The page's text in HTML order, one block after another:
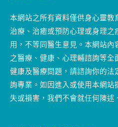
本網站之所有資料僅供身心靈教
治療、治癒或預防心理或身理之
用，不等同醫生意見。本網站內
之醫療、健康、心理輔諮詢等全
健康及醫療問題，請諮詢你的法
詢專業。如因進入或使用本網站
失或損害，我們不會就任何陳述